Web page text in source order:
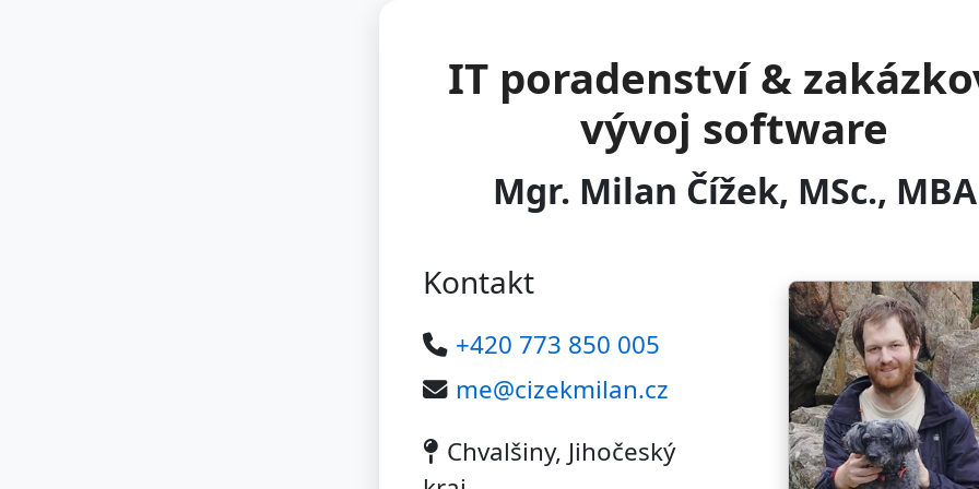
IT poradenství &
vývoj software
Mgr. Milan Čížek, MSc., MBA
Kontakt
+420 773 850 005
me@cizekmilan.cz
Chvalšiny, Jihočeský